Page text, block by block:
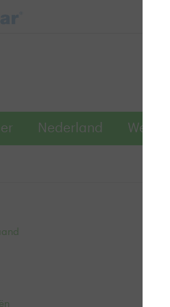
Nederland